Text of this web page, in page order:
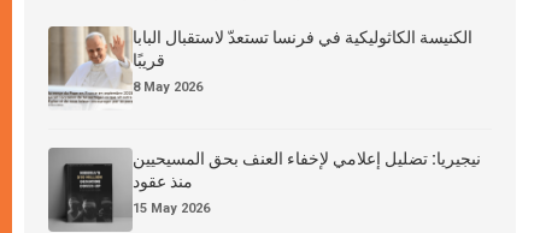
الكنيسة الكاثوليكية في فرنسا تستعدّ لاستقبال البابا
قريبًا
8 May 2026
نيجيريا: تضليل إعلامي لإخفاء العنف بحق المسيحيين
منذ عقود
15 May 2026